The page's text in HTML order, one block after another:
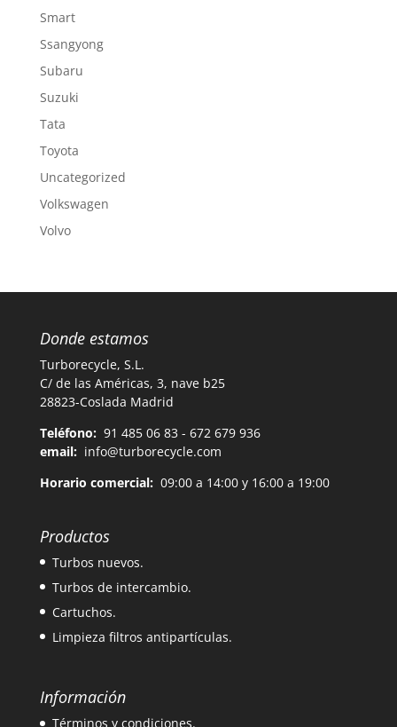
Smart
Ssangyong
Subaru
Suzuki
Tata
Toyota
Uncategorized
Volkswagen
Volvo
Donde estamos
Turborecycle, S.L.
C/ de las Américas, 3, nave b25
28823-Coslada Madrid
Teléfono: 91 485 06 83 - 672 679 936
email: info@turborecycle.com
Horario comercial:09:00 a 14:00 y 16:00 a 19:00
Productos
Turbos nuevos.
Turbos de intercambio.
Cartuchos.
Limpieza filtros antipartículas.
Información
Términos y condiciones.